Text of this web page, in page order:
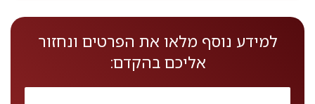
למידע נוסף מלאו את הפרטים ונחזור
אליכם בהקדם: